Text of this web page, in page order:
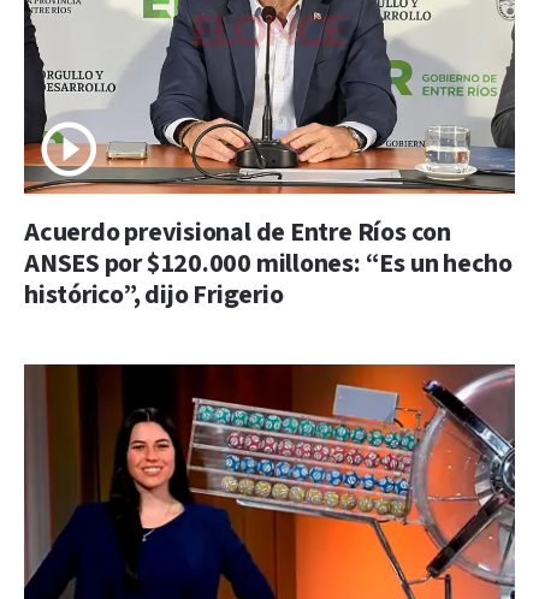
Acuerdo previsional de Entre Ríos con
ANSES por $120.000 millones: “Es un hecho
histórico”, dijo Frigerio